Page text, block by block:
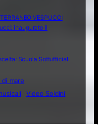
VESPUCCI
inaugurato il
Scuola Sottufficiali
mare
Video Soldini